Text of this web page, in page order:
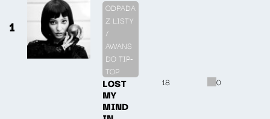
1
ODPADA
Z LISTY
/
AWANS
DO TIP-
TOP
LOST
MY
MIND
18 0